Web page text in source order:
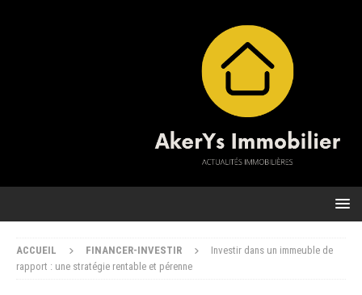
ACCUEIL FINANCER-INVESTIR
Investir dans un immeuble de
rapport : une stratégie rentable et pérenne